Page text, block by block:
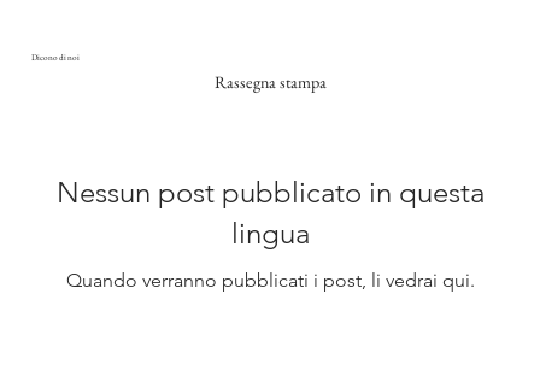
Dicono di noi
Rassegna stampa
Nessun post pubblicato in questa
lingua
Quando verranno pubblicati i post, li vedrai qui.